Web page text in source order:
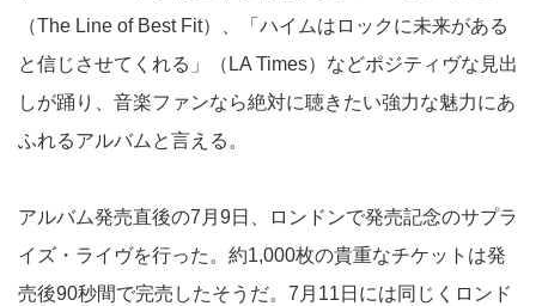
（The Line of Best Fit）、「ハイムはロックに未来がある
と信じさせてくれる」（LA Times）などポジティヴな見出
しが踊り、音楽ファンなら絶対に聴きたい強力な魅力にあ
ふれるアルバムと言える。
アルバム発売直後の7月9日、ロンドンで発売記念のサプラ
イズ・ライヴを行った。約1,000枚の貴重なチケットは発
売後90秒間で完売したそうだ。7月11日には同じくロンド